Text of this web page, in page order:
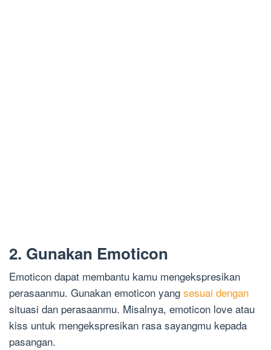
2. Gunakan Emoticon
Emoticon dapat membantu kamu mengekspresikan
perasaanmu. Gunakan emoticon yang sesuai dengan
situasi dan perasaanmu. Misalnya, emoticon love atau
kiss untuk mengekspresikan rasa sayangmu kepada
pasangan.